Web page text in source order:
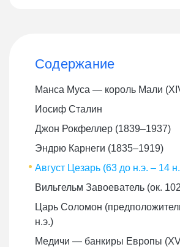
Содержание
Манса Муса — король Мали
Иосиф Сталин
Джон Рокфеллер (1839–1937)
Эндрю Карнеги (1835–1919)
Август Цезарь (63 до н.э. – 14
Вильгельм Завоеватель (ок.
Царь Соломон
н.э.)
Медичи — банкиры Европы